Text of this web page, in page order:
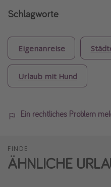
Schlagworte
Eigenanreise
Urlaub mit Hund
Ein rechtliches Problem
FINDE
ÄHNLICHE